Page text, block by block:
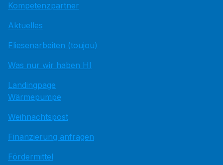
Kompetenzpartner
Aktuelles
Fliesenarbeiten (toujou)
Was nur wir haben HI
Landingpage
Wärmepumpe
Weihnachtspost
Finanzierung anfragen
Fördermittel